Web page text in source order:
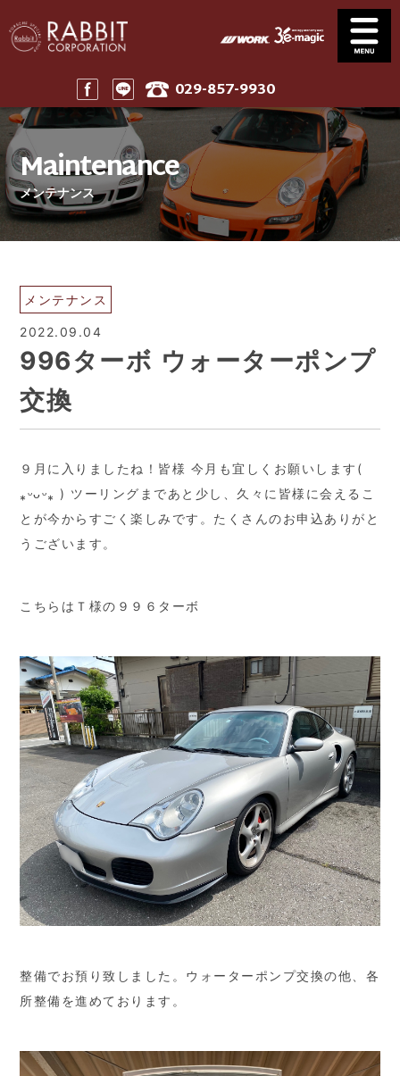
029-857-9930
Service
サービス案内
News
ニュース一覧
Stock
在庫車
Parts
パーツ
Company
会社案内
911 Touring
911ツーリング
Home
ホーム
Maintenance
メンテナンス
メンテナンス
2022.09.04
996ターボ ウォーターポンプ
交換
９月に入りましたね！皆様 今月も宜しくお願いします(
⁎ᵕᴗᵕ⁎ ) ツーリングまであと少し、久々に皆様に会えるこ
とが今からすごく楽しみです。たくさんのお申込ありがと
うございます。
こちらはＴ様の９９６ターボ
整備でお預り致しました。ウォーターポンプ交換の他、各
所整備を進めております。